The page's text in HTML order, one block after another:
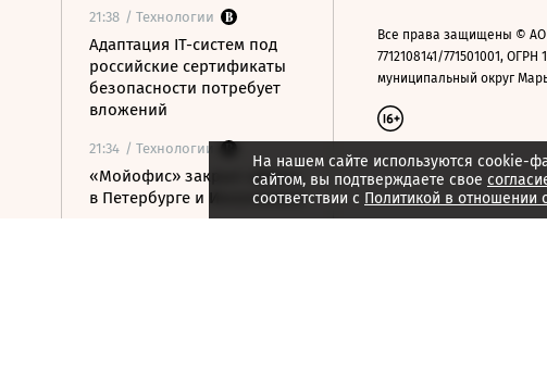
21:38 / Технологии
Адаптация IT-систем под
российские сертификаты
безопасности потребует
вложений
21:34 / Технологии
«Мойофис» закрыл офисы
в Петербурге и Иннополисе
На нашем сайте используются cookie-
сайтом, вы подтверждаете свое
соответствии с Политикой в отношении
Все права защищены ©
7712108141/771501001, ОГРН
муниципальный округ